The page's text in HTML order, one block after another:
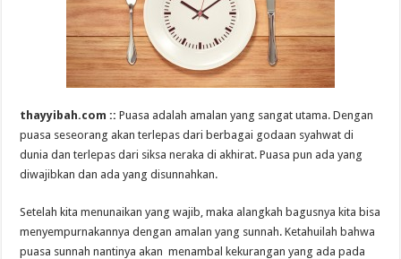
thayyibah.com ::Puasa adalah amalan yang sangat utama. Dengan
puasa seseorang akan terlepas dari berbagai godaan syahwat di
dunia dan terlepas dari siksa neraka di akhirat. Puasa pun ada yang
diwajibkan dan ada yang disunnahkan.
Setelah kita menunaikan yang wajib, maka alangkah bagusnya kita bisa
menyempurnakannya dengan amalan yang sunnah. Ketahuilah bahwa
puasa sunnah nantinya akan menambal kekurangan yang ada pada